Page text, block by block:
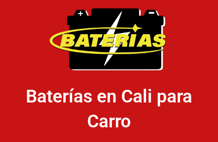
Baterías en Cali para
Carro